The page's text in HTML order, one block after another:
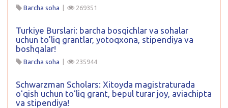
Barcha soha | 269351
Turkiye Burslari: barcha bosqichlar va sohalar
uchun to’liq grantlar, yotoqxona, stipendiya va
boshqalar!
Barcha soha | 235944
Schwarzman Scholars: Xitoyda magistraturada
oʻqish uchun toʻliq grant, bepul turar joy, aviachipta
va stipendiya!